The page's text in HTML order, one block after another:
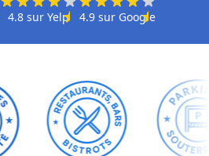
4.8 sur Yelp 4.9sur Google